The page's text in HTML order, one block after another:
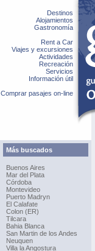
Destinos
Alojamientos
Gastronomía
Rent a Car
Viajes y excursiones
Actividades
Recreación
Servicios
Información útil
Comprar pasajes on-line
Más buscados
Buenos Aires
Mar del Plata
Córdoba
Montevideo
Puerto Madryn
El Calafate
Colon (ER)
Tilcara
Bahia Blanca
San Martin de los Andes
Neuquen
Villa la Angostura